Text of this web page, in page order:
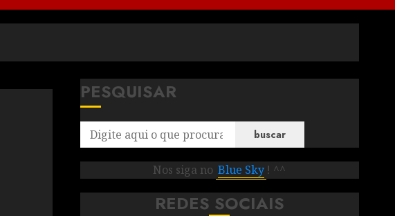
PESQUISAR
buscar
Nos siga no Blue Sky ! ^^
REDES SOCIAIS